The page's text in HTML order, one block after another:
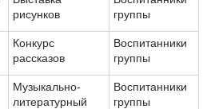
рисунков
группы
Конкурс
рассказов
Воспитанники
группы
Музыкально-
литературный
Воспитанники
группы